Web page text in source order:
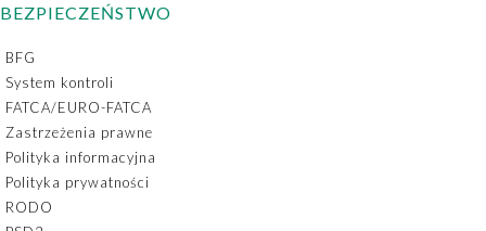
BEZPIECZEŃSTWO
BFG
System kontroli
FATCA/EURO-FATCA
Zastrzeżenia prawne
Polityka informacyjna
Polityka prywatności
RODO